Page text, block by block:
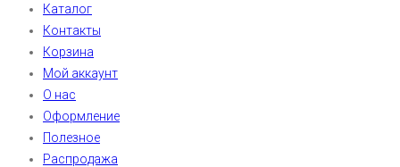
Каталог
Контакты
Корзина
Мой аккаунт
О нас
Оформление
Полезное
Распродажа